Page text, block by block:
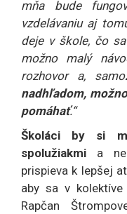
mňa bude
vzdelávaniu aj
deje v škole, čo
možno malý
rozhovor a,
nadhľadom,
pomáhať.“
Školáci by si
spolužiakmi a
prispieva k lepšej
aby sa v
Rapčan